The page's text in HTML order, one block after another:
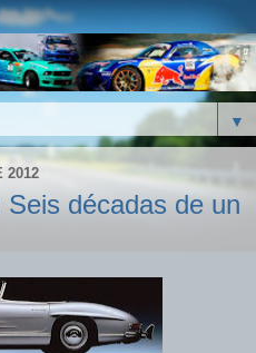
▼
2012
décadas de un